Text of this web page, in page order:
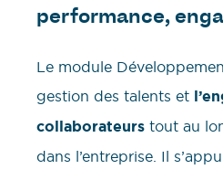
performance,
Le module
gestion des talents et
collaborateurs tout au
dans l’entreprise. Il